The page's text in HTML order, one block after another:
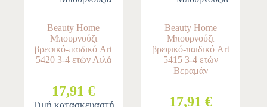
Beauty Home
Μπουρνούζι
βρεφικό-παιδικό Art
5420 3-4 ετών Λιλά
17,91 €
Beauty Home
Μπουρνούζι
βρεφικό-παιδικό Art
5415 3-4 ετών
Βεραμάν
17,91 €